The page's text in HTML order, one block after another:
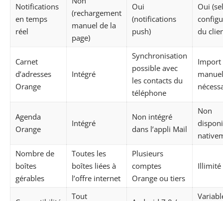
Notifications
en temps
réel
(rechargement
manuel de la
page)
Oui
(notifications
push)
Oui
du
Carnet
d’adresses
Orange
Intégré
Synchronisation
possible avec
les contacts du
téléphone
Import
manuel
Agenda
Orange
Intégré
Non intégré
dans l’appli Mail
Non
Nombre de
boîtes
gérables
Toutes les
boîtes liées à
l’offre internet
Plusieurs
comptes
Orange ou tiers
Illimité
Tout